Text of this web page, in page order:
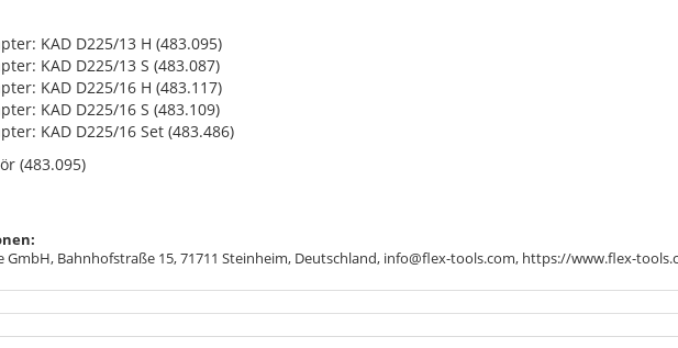
KAD D225/13 H (483.095)
KAD D225/13 S (483.087)
KAD D225/16 H (483.117)
KAD D225/16 S (483.109)
KAD D225/16 Set (483.486)
(483.095)
GmbH, Bahnhofstraße 15, 71711 Steinheim, Deutschland, info@flex-tools.com, https://www.flex-